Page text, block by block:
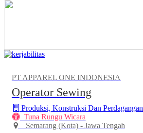
PT APPAREL ONE INDONESIA
Operator Sewing
Produksi, Konstruksi Dan Perdagangan
Tuna Rungu Wicara
Semarang (Kota) - Jawa Tengah